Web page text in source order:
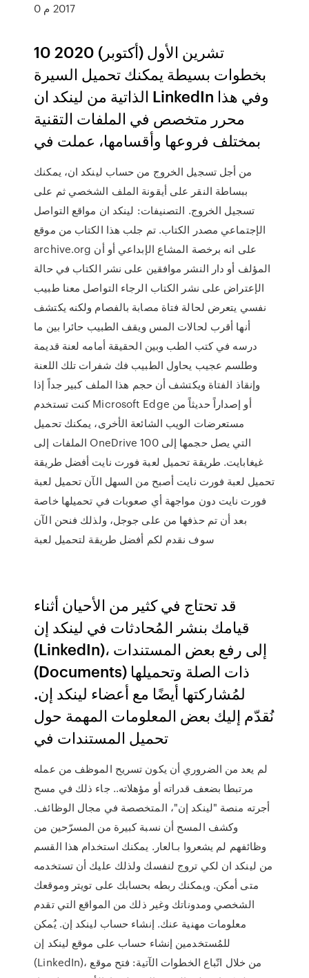
2017 م 0
10 تشرين الأول (أكتوبر) 2020
بخطوات بسيطة يمكنك تحميل السيرة
الذاتية من لينكد ان LinkedIn وفي هذا
محرر متخصص في الملفات التقنية
من أجل تسجيل الخروج من حساب لينكد ان، يمكنك
ببساطة النقر على أيقونة الملف الشخصي ثم على
تسجيل الخروج. التصنيفات: لينكد ان مواقع التواصل
الإجتماعي مصدر الكتاب. تم جلب هذا الكتاب من موقع
archive.org على انه برخصة المشاع الإبداعي أو أن
المؤلف أو دار النشر موافقين على نشر الكتاب في حالة
الإعتراض على نشر الكتاب الرجاء التواصل معنا طبيب
نفسي يتعرض لحالة فتاة مصابة بالفصام ولكنه يكتشف
أنها أقرب لحالات المس ويقف الطبيب حائرا بين ما
درسه في كتب الطب وبين الحقيقة أمامه لعنة قديمة
وطلسم عجيب يحاول الطبيب فك شفرات تلك اللعنة
وإنقاذ الفتاة ويكتشف أن حجم هذا الملف كبير جداً إذا
كنت تستخدم Microsoft Edge أو إصداراً حديثاً من
مستعرضات الويب الشائعة الأخرى، يمكنك تحميل
الملفات إلى OneDrive التي يصل حجمها إلى 100
غيغابايت. طريقة تحميل لعبة فورت نايت أفضل طريقة
تحميل لعبة فورت نايت أصبح من السهل الآن تحميل لعبة
فورت نايت دون مواجهة أي صعوبات في تحميلها خاصة
بعد أن تم حذفها من على جوجل، ولذلك فنحن الآن
سوف نقدم لكم أفضل طريقة لتحميل لعبة
قد تحتاج في كثير من الأحيان أثناء
قيامك بنشر المُحادثات في لينكد إن
(LinkedIn)، إلى رفع بعض المستندات
(Documents) ذات الصلة وتحميلها
لمُشاركتها أيضًا مع أعضاء لينكد إن.
نُقدّم إليك بعض المعلومات المهمة حول
تحميل المستندات في
لم يعد من الضروري أن يكون تسريح الموظف من عمله
مرتبطا بضعف قدراته أو مؤهلاته.. جاء ذلك في مسح
أجرته منصة "لينكد إن"، المتخصصة في مجال الوظائف.
وكشف المسح أن نسبة كبيرة من المسرّحين من
وظائفهم لم يشعروا بـالعار. يمكنك استخدام هذا القسم
من لينكد ان لكي تروج لنفسك ولذلك عليك أن تستخدمه
متى أمكن. ويمكنك ربطه بحسابك على تويتر وموقعك
الشخصي ومدوناتك وغير ذلك من المواقع التي تقدم
معلومات مهنية عنك. إنشاء حساب لينكد إن. يُمكن
للمُستخدمين إنشاء حساب على موقع لينكد إن
(LinkedIn)، من خلال اتّباع الخطوات الآتية: فتح موقع